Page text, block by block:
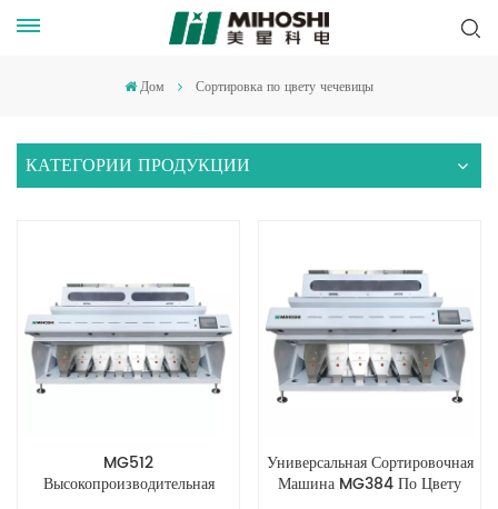
Дом Сортировка по цвету чечевицы
КАТЕГОРИИ ПРОДУКЦИИ
MG512
Высокопроизводительная
Универсальная Сортировочная
Машина MG384 По Цвету